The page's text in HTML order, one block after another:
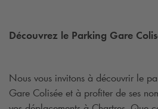
Découvrez le Parking Gare
Nous vous invitons à découvrir le
Gare Colisée et à profiter de ses